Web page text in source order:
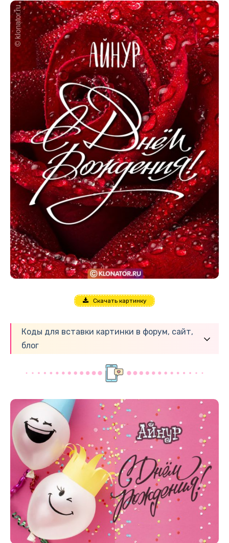
Скачать картинку
Коды для вставки картинки в форум, сайт,
блог